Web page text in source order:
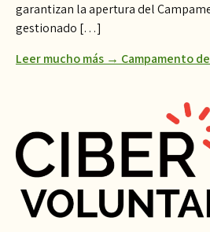
garantizan la apertura del
gestionado […]
Leer mucho más → Campamento